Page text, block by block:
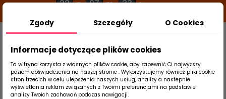
22 g 07 m 33 s
Szukaj
produktu
Strona Główna Płytki Łazienkowe
Zgody Szczegóły O Cookies
Informacje dotyczące plików cookies
Ta witryna korzysta z własnych plików cookie, aby zapewnić Ci najwyższy
poziom doświadczenia na naszej stronie . Wykorzystujemy również pliki cookie
stron trzecich w celu ulepszenia naszych usług, analizy a nastepnie
wyświetlania reklam związanych z Twoimi preferencjami na podstawie
analizy Twoich zachowań podczas nawigacji.